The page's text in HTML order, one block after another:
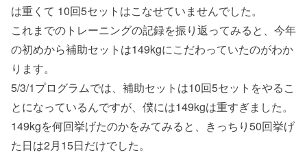
は重くて 10回5セットはこなせていませんでした。
これまでのトレーニングの記録を振り返ってみると、今年
の初めから補助セットは149kgにこだわっていたのがわか
ります。
5/3/1プログラムでは、補助セットは10回5セットをやるこ
とになっているんですが、僕には149kgは重すぎました。
149kgを何回挙げたのかをみてみると、きっちり50回挙げ
た日は2月15日だけでした。